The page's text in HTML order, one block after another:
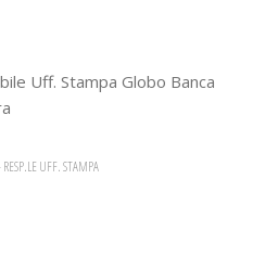
Uff. Stampa Globo Banca
RESP.LE UFF. STAMPA